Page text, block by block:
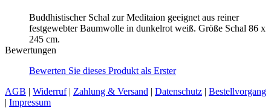
Buddhistischer Schal zur Meditaion geeignet aus reiner
festgewebter Baumwolle in dunkelrot weiß. Größe Schal 86 x
245 cm.
Bewertungen
Bewerten Sie dieses Produkt als Erster
AGB | Widerruf| Zahlung & Versand | Datenschutz | Bestellvorgang
| Impressum